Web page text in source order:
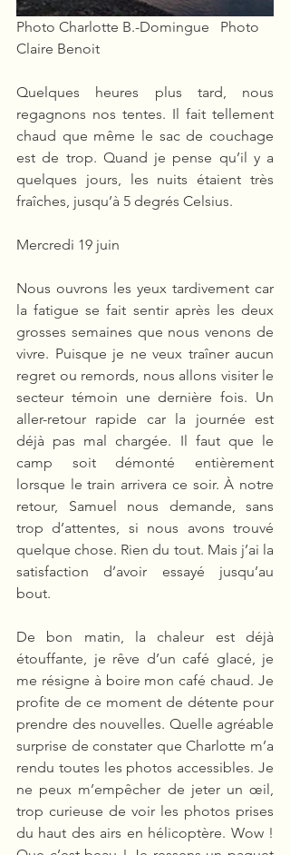
Photo Charlotte B.-Domingue   Photo
Claire Benoit
Quelques heures plus tard, nous
regagnons nos tentes. Il fait tellement
chaud que même le sac de couchage
est de trop. Quand je pense qu’il y a
quelques jours, les nuits étaient très
fraîches, jusqu’à 5 degrés Celsius.
Mercredi 19 juin
Nous ouvrons les yeux tardivement car
la fatigue se fait sentir après les deux
grosses semaines que nous venons de
vivre. Puisque je ne veux traîner aucun
regret ou remords, nous allons visiter le
secteur témoin une dernière fois. Un
aller-retour rapide car la journée est
déjà pas mal chargée. Il faut que le
camp soit démonté entièrement
lorsque le train arrivera ce soir. À notre
retour, Samuel nous demande, sans
trop d’attentes, si nous avons trouvé
quelque chose. Rien du tout. Mais j’ai la
satisfaction d’avoir essayé jusqu’au
bout.
De bon matin, la chaleur est déjà
étouffante, je rêve d’un café glacé, je
me résigne à boire mon café chaud. Je
profite de ce moment de détente pour
prendre des nouvelles. Quelle agréable
surprise de constater que Charlotte m’a
rendu toutes les photos accessibles. Je
ne peux m’empêcher de jeter un œil,
trop curieuse de voir les photos prises
du haut des airs en hélicoptère. Wow !